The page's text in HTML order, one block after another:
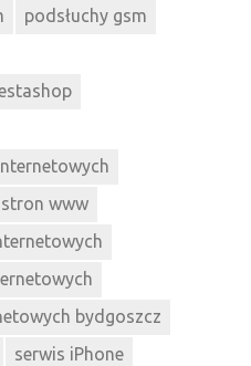
podsłuchy gsm
www
bydgoszcz
serwis iPhone